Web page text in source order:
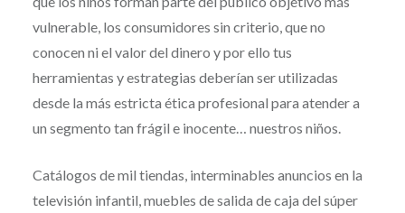
vulnerable, los consumidores sin criterio, que no
conocen ni el valor del dinero y por ello tus
herramientas y estrategias deberían ser utilizadas
desde la más estricta ética profesional para atender a
un segmento tan frágil e inocente… nuestros niños.
Catálogos de mil tiendas, interminables anuncios en la
televisión infantil, muebles de salida de caja del súper